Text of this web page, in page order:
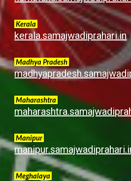
Kerala
kerala.samajwadiprahari.in
Madhya Pradesh
Maharashtra
Manipur
Meghalaya